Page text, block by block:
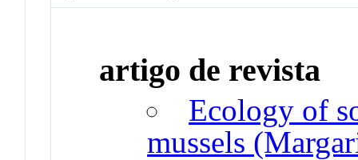
artigo de revista
Ecology of
mussels